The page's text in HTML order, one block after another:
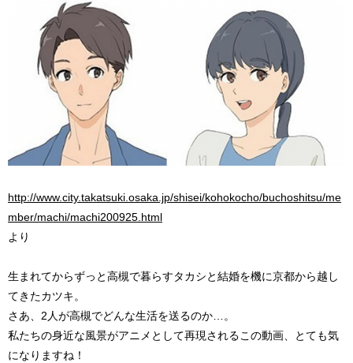
http://www.city.takatsuki.osaka.jp/shisei/kohokocho/buchoshitsu/me
mber/machi/machi200925.html
より
生まれてからずっと高槻で暮らすタカシと結婚を機に京都から越し
てきたカツキ。
さあ、2人が高槻でどんな生活を送るのか…。
私たちの身近な風景がアニメとして再現されるこの動画、とても気
になりますね！